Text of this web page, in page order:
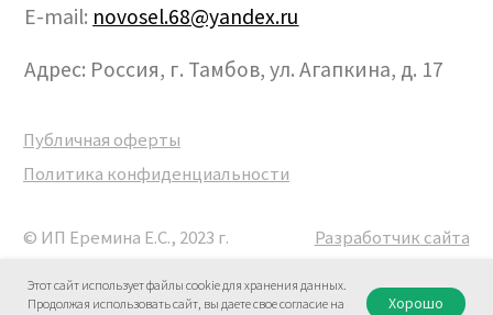
Этот сайт использует файлы cookie для хранения данных.
Продолжая использовать сайт, вы даете свое согласие на
Хорошо